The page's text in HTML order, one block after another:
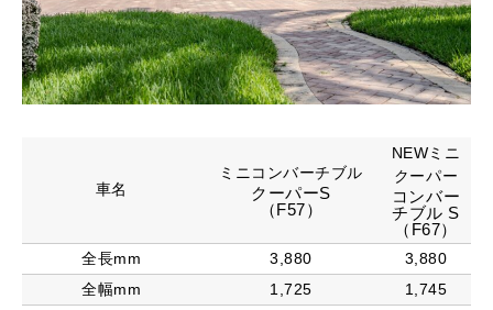
車名
ミニコンバーチブル
クーパーS
（F57）
NEWミニ
クーパー
コンバー
チブル S
（F67）
全長mm 3,880
3,880
全幅mm
1,725
1,745